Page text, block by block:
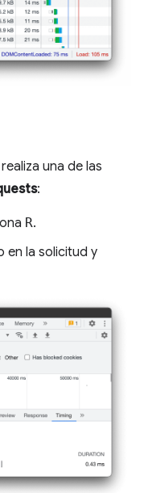
una de las
:
R.
en la solicitud y